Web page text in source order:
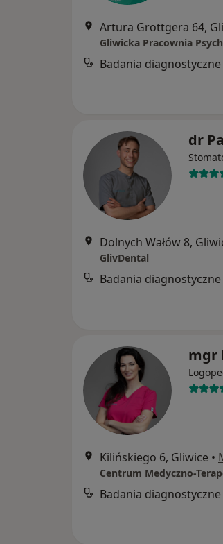
Artura Grottgera 64,
Badania diagnostyczne
dr
Dolnych Wałów 8,
GlivDental
Badania diagnostyczne
mgr
Kilińskiego 6, Gliwice •
Centrum Medyczno-
Badania diagnostyczne